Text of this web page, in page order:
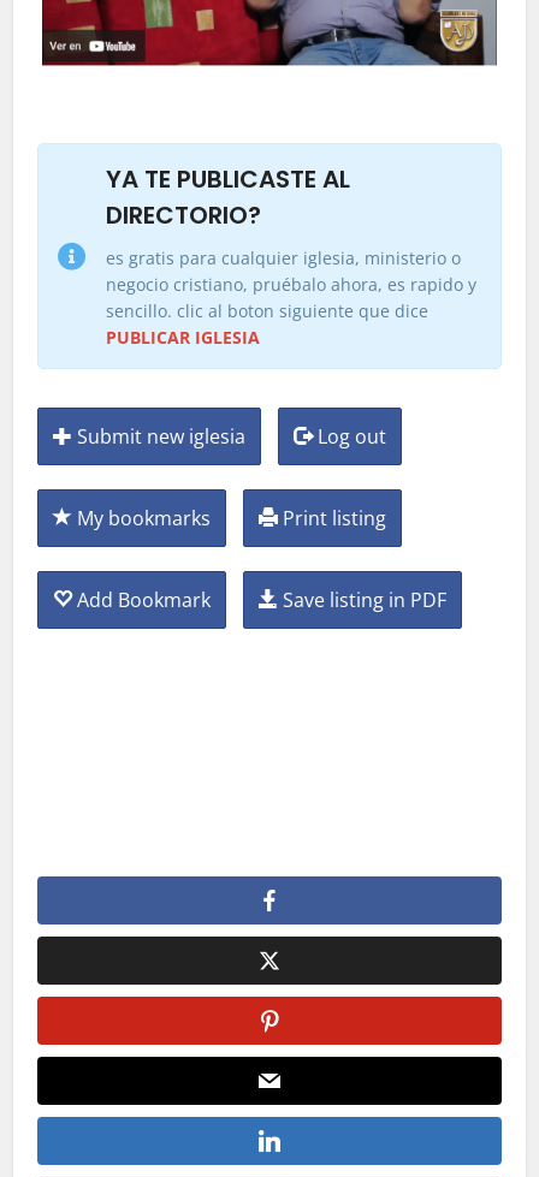
YA TE PUBLICASTE AL
DIRECTORIO?
es gratis para cualquier iglesia, ministerio o
negocio cristiano, pruébalo ahora, es rapido y
sencillo. clic al boton siguiente que dice
PUBLICAR IGLESIA
Submit new iglesia Log out
My bookmarks Print listing
Add Bookmark Save listing in PDF